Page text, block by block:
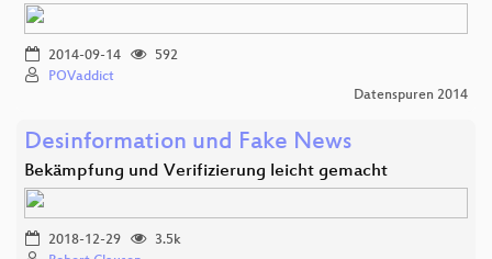
2014-09-14
592
POVaddict
Datenspuren 2014
Desinformation und Fake News
Bekämpfung und Verifizierung leicht gemacht
2018-12-29
3.5k